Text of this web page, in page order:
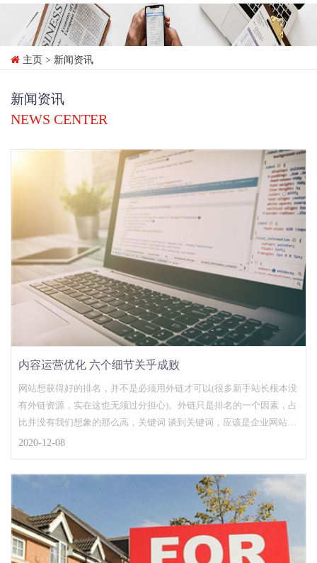
主页 > 新闻资讯
新闻资讯
NEWS CENTER
内容运营优化 六个细节关乎成败
网站想获得好的排名，并不是必须用外链才可以(很多新手站长根本没
有外链资源，实在这也无须过分担心)。外链只是排名的一个因素，占
比并没有我们想象的那么高，关键词 谈到关键词，应该是企业网站的
优化核心，和其他关键词比较，企业网站的关键词有时候是选择的，
因为作为行业来说，企业在某些方面是独一无二的，用这些专属
2020-12-08